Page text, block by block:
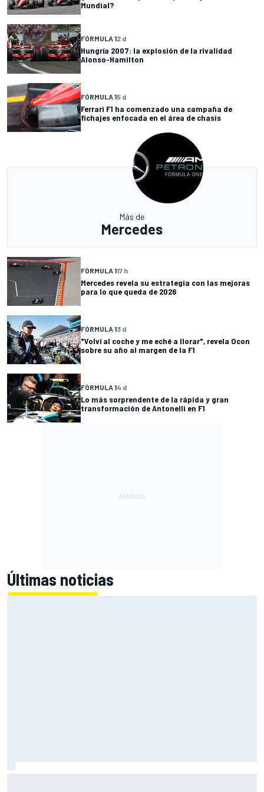
Mundial?
FÓRMULA 12 d
Hungría 2007: la explosión de la rivalidad
Alonso-Hamilton
FÓRMULA 15 d
Ferrari F1 ha comenzado una campaña de
fichajes enfocada en el área de chasis
Más de
Mercedes
FÓRMULA 117 h
Mercedes revela su estrategia con las mejoras
para lo que queda de 2026
FÓRMULA 13 d
"Volví al coche y me eché a llorar", revela Ocon
sobre su año al margen de la F1
FÓRMULA 14 d
Lo más sorprendente de la rápida y gran
transformación de Antonelli en F1
Últimas noticias